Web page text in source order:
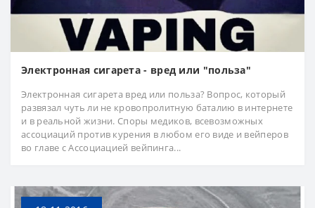
Электронная сигарета - вред или "польза"
Электронная сигарета вред или польза? Вопрос, который
развязал чуть ли не кровопролитную баталию в интернете
и в реальной жизни. Споры медиков, всевозможных
ассоциаций против курения в любом его виде и вейперов
во главе с Ассоциацией вейпинга...